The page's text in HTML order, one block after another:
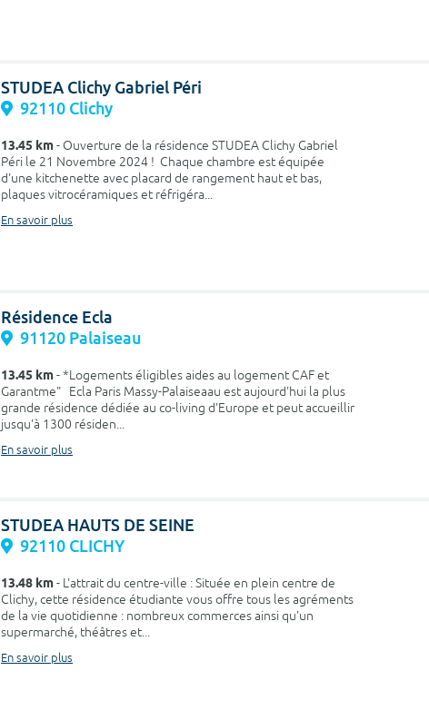
STUDEA Clichy Gabriel Péri
92110 Clichy
13.45 km- Ouverture de la résidence STUDEA Clichy Gabriel
Péri le 21 Novembre 2024 ! Chaque chambre est équipée
d'une kitchenette avec placard de rangement haut et bas,
plaques vitrocéramiques et réfrigéra...
En savoir plus
Résidence Ecla
91120 Palaiseau
13.45 km- *Logements éligibles aides au logement CAF et
Garantme" Ecla Paris Massy-Palaiseaau est aujourd'hui la plus
grande résidence dédiée au co-living d'Europe et peut accueillir
jusqu'à 1300 résiden...
En savoir plus
STUDEA HAUTS DE SEINE
92110 CLICHY
13.48 km- L'attrait du centre-ville : Située en plein centre de
Clichy, cette résidence étudiante vous offre tous les agréments
de la vie quotidienne : nombreux commerces ainsi qu'un
supermarché, théâtres et...
En savoir plus